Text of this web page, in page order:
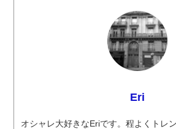
Eri
オシャレ大好きなEriです。程よくトレ